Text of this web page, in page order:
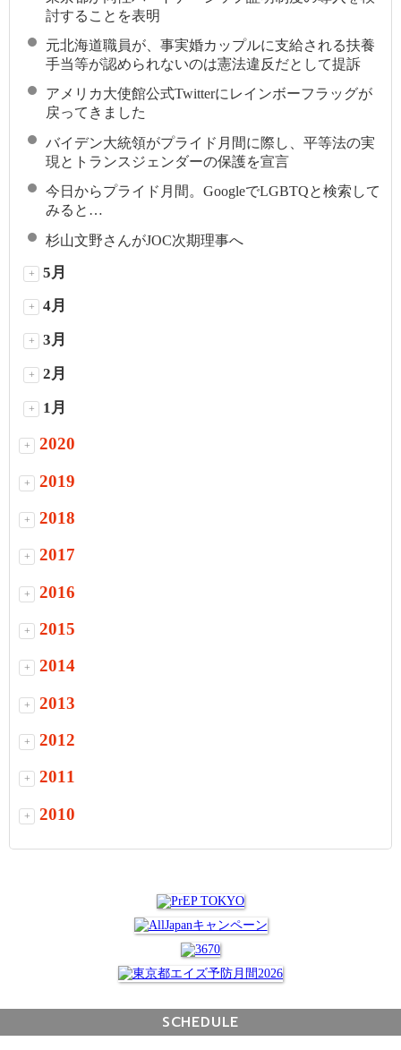
討することを表明
元北海道職員が、事実婚カップルに支給される扶養
手当等が認められないのは憲法違反だとして提訴
アメリカ大使館公式Twitterにレインボーフラッグが
戻ってきました
バイデン大統領がプライド月間に際し、平等法の実
現とトランスジェンダーの保護を宣言
今日からプライド月間。GoogleでLGBTQと検索して
みると…
杉山文野さんがJOC次期理事へ
+ 5月
+ 4月
+ 3月
+ 2月
+ 1月
+ 2020
+ 2019
+ 2018
+ 2017
+ 2016
+ 2015
+ 2014
+ 2013
+ 2012
+ 2011
+ 2010
SCHEDULE